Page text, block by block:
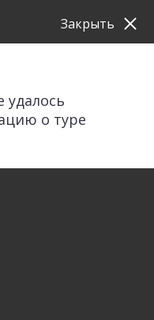
удалось
о туре
Закрыть